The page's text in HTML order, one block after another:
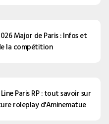
Major de Paris : Infos et
la compétition
Paris RP : tout savoir sur
roleplay d'Aminematue